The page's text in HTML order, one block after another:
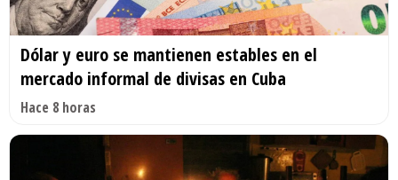
Dólar y euro se mantienen estables en el
mercado informal de divisas en Cuba
Hace 8 horas